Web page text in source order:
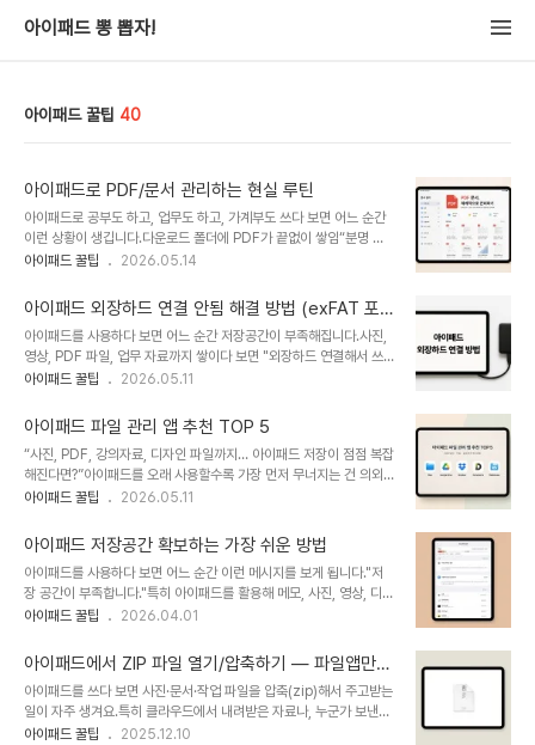
아이패드 뽕 뽑자!
아이패드 꿀팁 40
아이패드로 PDF/문서 관리하는 현실 루틴
아이패드로 공부도 하고, 업무도 하고, 가계부도 쓰다 보면 어느 순간
이런 상황이 생깁니다.다운로드 폴더에 PDF가 끝없이 쌓임“분명 저
장했는데 어디 갔지?”가 반복됨굿노트, 파일 앱, 메일 첨부파일이 전부
시 캡처하고 다시 다운로드함 저도 처음엔 아이패드를 예쁜 메모 기기
정도로만 사용했어요.그런데 아이 관련 서류, 보험 PDF, 업무 서류,
전자책, 세금 문서까지 전부 아이패드 안으로 들어오기 시작하면서 깨
달았습니다.문서 관리 루틴이 없으면 아이패드는 생산성 기기가 아니
라 파일 미아 생성기가 된다는 걸요.오늘은 실제로 제가 사용하는 "아
따라 하면 바로 정리 습관이 ..
아이패드 꿀팁 2026.05.14
아이패드 외장하드 연결 안됨 해결 방법 (exFAT 포
맷 포함)
아이패드를 사용하다 보면 어느 순간 저장공간이 부족해집니다.사진,
영상, PDF 파일, 업무 자료까지 쌓이다 보면 "외장하드 연결해서 쓰
면 좋겠다"라는 생각을 하게 됩니다. 하지만 막상 연결하려고 하면외
부족 오류 발생이런 문제를 많이 겪게 됩니다.저도 처음에는 아이패드
외장하드 연결이 쉽지 않았습니다. 하지만 몇 가지 조건만 알면 정말
간단합니다.오늘은 아이패드 외장하드 연결 안될 때 해결방법을 쉽게
설명해 드릴게요. 아이패드 외장하드 연결이 안되는 이유아이패드 외
장하드 연결이 안 되는 이유는 대부분 아래 5가지입니다.✔ 케이블 문
문제 이 중에서 가장 많..
아이패드 꿀팁 2026.05.11
아이패드 파일 관리 앱 추천 TOP 5
“사진, PDF, 강의자료, 디자인 파일까지… 아이패드 저장이 점점 복잡
해진다면?”아이패드를 오래 사용할수록 가장 먼저 무너지는 건 의외
로 ‘파일 정리’입니다. 처음에는 사진 몇 장, PDF 몇 개 정도라 괜찮았
헷갈리고GoodNotes 파일 위치를 모르겠고저장공간이 계속 부족해
지고중요한 문서를 못 찾는 상황이 반복되기 시작합니다. 특히 워킹맘
이나 직장인처럼 “짧은 시간 안에 바로 파일을 찾아야 하는 사람”에게
파일 관리 스트레스는 생각보다 큽니다.저 역시 아이패드로 디자인 작
업, 문서 정리, 블로그 운영까지 하다 보니 결국 파일 관리 앱을 따로
게 올려주는 “파일 관리 앱 추..
아이패드 꿀팁 2026.05.11
아이패드 저장공간 확보하는 가장 쉬운 방법
아이패드를 사용하다 보면 어느 순간 이런 메시지를 보게 됩니다."저
장 공간이 부족합니다."특히 아이패드를 활용해 메모, 사진, 영상, 디자
인 작업까지 하다 보면 생각보다 저장 공간이 금방 차버립니다.저 역시
갑자기 앱 업데이트도 안 되는 상황이 생기더라고요.그때 알게 된 사실
이 하나 있습니다.아이패드 저장공간 확보는 어렵지 않다는 것.단, 정
확한 순서만 알면 10분 안에도 해결 가능합니다.오늘은 초보자도 바로
따라할 수 있는 아이패드 저장공간 확보 가장 쉬운 방법을 정리해 드릴
게요.저장공간 부족 문제, 왜 자꾸 생길까?아이패드는 생각보다 저장
아이패드 꿀팁 2026.04.01
아이패드에서 ZIP 파일 열기/압축하기 — 파일앱만으
로 10초 해결
아이패드를 쓰다 보면 사진·문서·작업 파일을 압축(zip)해서 주고받는
일이 자주 생겨요.특히 클라우드에서 내려받은 자료나, 누군가 보낸
ZIP 파일을 어떻게 여는지 모르는 초보자들이 생각보다 많습니다.하
아이패드 꿀팁 2025.12.10